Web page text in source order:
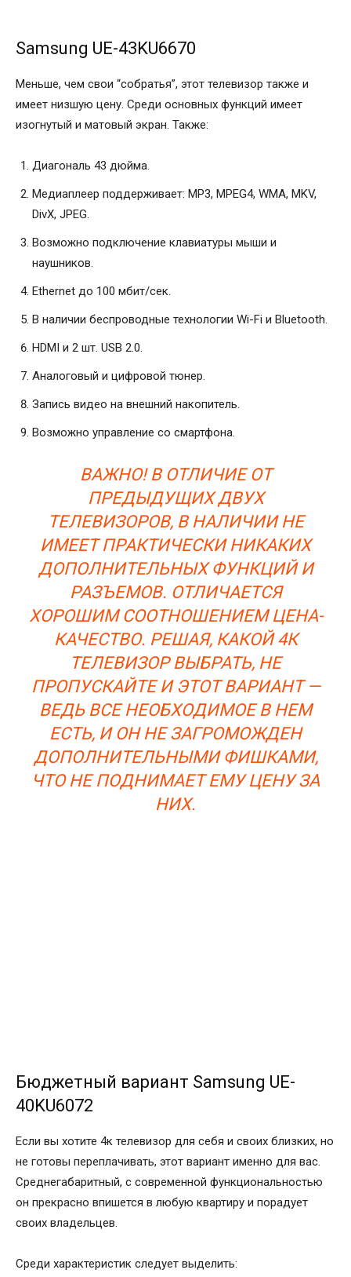
Samsung UE-43KU6670
Меньше, чем свои “собратья”, этот телевизор также и
имеет низшую цену. Среди основных функций имеет
изогнутый и матовый экран. Также:
Диагональ 43 дюйма.
Медиаплеер поддерживает: MP3, MPEG4, WMA, MKV,
DivX, JPEG.
Возможно подключение клавиатуры мыши и
наушников.
Ethernet до 100 мбит/сек.
В наличии беспроводные технологии Wi-Fi и Bluetooth.
HDMI и 2 шт. USB 2.0.
Аналоговый и цифровой тюнер.
Запись видео на внешний накопитель.
Возможно управление со смартфона.
ВАЖНО! В ОТЛИЧИЕ ОТ
ПРЕДЫДУЩИХ ДВУХ
ТЕЛЕВИЗОРОВ, В НАЛИЧИИ НЕ
ИМЕЕТ ПРАКТИЧЕСКИ НИКАКИХ
ДОПОЛНИТЕЛЬНЫХ ФУНКЦИЙ И
РАЗЪЕМОВ. ОТЛИЧАЕТСЯ
ХОРОШИМ СООТНОШЕНИЕМ ЦЕНА-
КАЧЕСТВО. РЕШАЯ, КАКОЙ 4К
ТЕЛЕВИЗОР ВЫБРАТЬ, НЕ
ПРОПУСКАЙТЕ И ЭТОТ ВАРИАНТ —
ВЕДЬ ВСЕ НЕОБХОДИМОЕ В НЕМ
ЕСТЬ, И ОН НЕ ЗАГРОМОЖДЕН
ДОПОЛНИТЕЛЬНЫМИ ФИШКАМИ,
ЧТО НЕ ПОДНИМАЕТ ЕМУ ЦЕНУ ЗА
НИХ.
Бюджетный вариант Samsung UE-
40KU6072
Если вы хотите 4к телевизор для себя и своих близких, но
не готовы переплачивать, этот вариант именно для вас.
Среднегабаритный, с современной функциональностью
он прекрасно впишется в любую квартиру и порадует
своих владельцев.
Среди характеристик следует выделить: